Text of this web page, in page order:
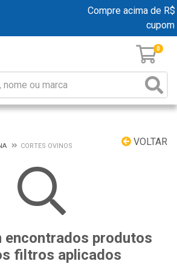
Compre acima de
cupom
0
VOLTAR
CORTES OVINOS
encontrados produtos
filtros aplicados